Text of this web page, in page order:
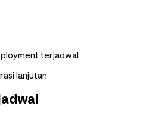
terjadwal
lanjutan